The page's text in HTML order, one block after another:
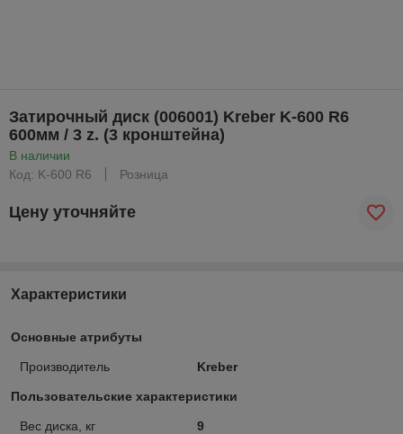
Затирочный диск (006001) Kreber K-600 R6
600мм / 3 z. (3 кронштейна)
В наличии
Код: K-600 R6
Розница
Цену уточняйте
Характеристики
Основные атрибуты
Производитель Kreber
Пользовательские характеристики
Вес диска, кг
9